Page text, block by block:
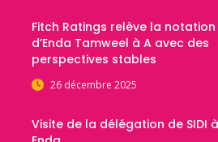
Fitch Ratings relève la notation
d’Enda Tamweel à A avec des
perspectives stables
26 décembre 2025
Visite de la délégation de SIDI à